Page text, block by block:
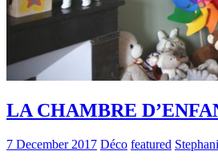
LA CHAMBRE
7 December 2017 Déco featured